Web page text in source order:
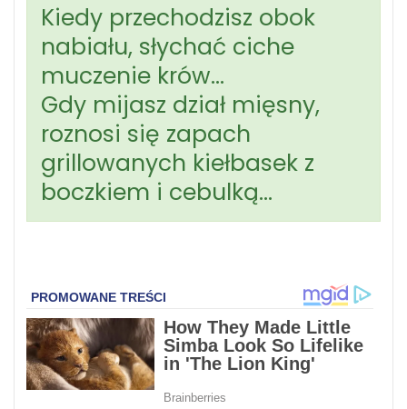
Kiedy przechodzisz obok
nabiału, słychać ciche
muczenie krów…
Gdy mijasz dział mięsny,
roznosi się zapach
grillowanych kiełbasek z
boczkiem i cebulką…